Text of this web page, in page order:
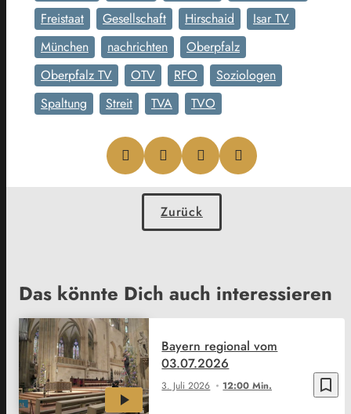
Freistaat
Gesellschaft Hirschaid
Isar TV
München
nachrichten
Oberpfalz
Oberpfalz TV
OTV RFO
Soziologen
Spaltung
Streit TVA TVO
Zurück
Das könnte Dich auch interessieren
bookmark_border
3. Juli 2026 12:00 Min.
Bayern regional vom
03.07.2026